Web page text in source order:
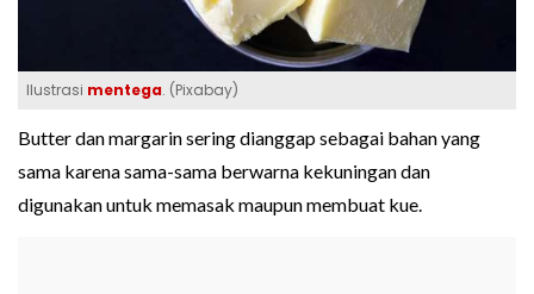
Ilustrasi mentega. (Pixabay)
Butter dan margarin sering dianggap sebagai bahan yang
sama karena sama-sama berwarna kekuningan dan
digunakan untuk memasak maupun membuat kue.